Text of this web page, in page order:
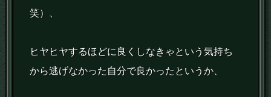
笑）、
ヒヤヒヤするほどに良くしなきゃという気持ち
から逃げなかった自分で良かったというか、